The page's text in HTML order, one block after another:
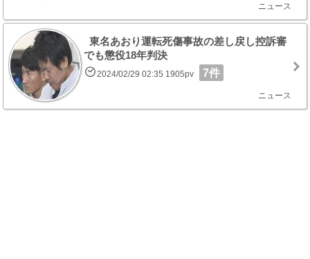
ニュース
東名あおり運転死傷事故の差し戻し控訴審
でも懲役18年判決
2024/02/29 02:35 1905pv 7件
ニュース